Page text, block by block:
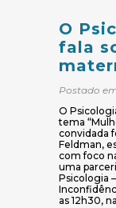
O
fala
Postado
O
tema
convidada
Feldman,
com foco
uma
Psicologia
as 12h30,